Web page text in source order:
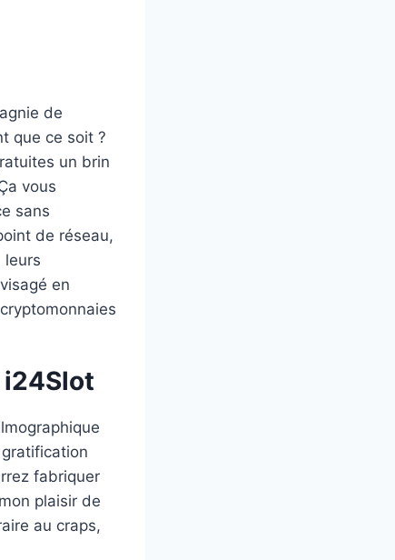
de
que ce soit ?
un brin
vous
sans
de réseau,
leurs
en
fabriquer
plaisir de
au craps,